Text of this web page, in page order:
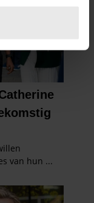
te
te bieden
Ook delen we
met onze
analyse. Deze
met andere
die ze hebben
website blijft